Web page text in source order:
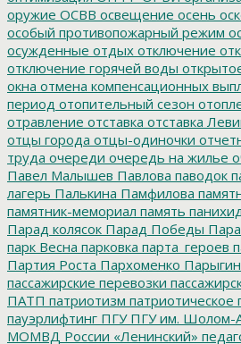
оружие ОСВВ освещение осень
особый противопожарный режим
осужденные отдых отключение
отключение горячей воды
окна отмена компенсационных
период отопительный сезон
отравление отставка отставка
отцы города отцы-одиночки
труда очереди очередь на жилье
Павел Малышев Павлова паводок
лагерь Палькина Памфилова
памятник-мемориал память
Парад колясок Парад Победы
парк Весна парковка парта_героев
Партия Роста Пархоменко
пассажирские перевозки
ПАТП патриотизм патриотическое
пауэрлифтинг ПГУПГУ им. Шолом-
МОМВД России «Ленинский»